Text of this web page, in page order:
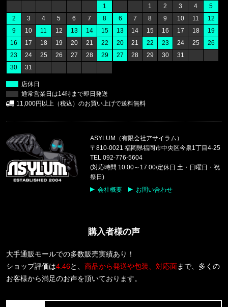
ASYLUM（有限会社アサイラム）
〒810-0021 福岡県福岡市中央区今泉1丁目4-25
TEL 092-776-5604
(対応時間 10:00～17:00/定休日 土・日曜日・祝
祭日)
会社概要
お問い合わせ
1
2
3 4 5 6 7
8
9
10 11 12 13 14
15
16
17 18 19 20 21
22
23
24 25 26 27 28
29
30
31
1
2 3 4
5
6
7 8 9 10 11
12
13
14 15 16 17 18
19
20
21 22 23 24 25
26
27
28 29 30 31
店休日
通常営業日は14時まで即日発送
11,000円以上（税込）のお買い上げで送料無料
福岡県のお客様ご注文ありがとうございます。
CALVIN KLEIN/カルバンクライン
LIGHTLY LINED TRIANGLE F8
福岡県のお客様ご注文ありがとうございます。
福岡県のお客様ご注文ありがとうございます。
rvddw FIGHT SHORTS rvbs05
福岡県のお客様ご注文ありがとうございます。
CALVIN KLEIN/カルバンクライン
COTTON STRETCH 3PK TRUNK
福岡県のお客様ご注文ありがとうございます。
福岡県のお客様ご注文ありがとうございます。
INTENSE POWER 3PK TRUNK 3
東京都のお客様ご注文ありがとうございます。
Carhartt WIP/カーハートダブルアイピー
購入者様の声
大手通販モールでの多数販売実績あり！
ショップ評価は4.46と、 商品から発送や包装、対応面まで、多くの
お客様から満足のお声を頂いております。